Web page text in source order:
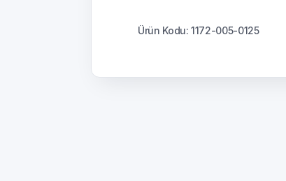
Ürün Kodu: 1172-005-0125